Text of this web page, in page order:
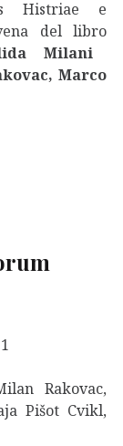
Histriae e
del libro
Milani
Marco
Rakovac,
Pišot Cvikl,